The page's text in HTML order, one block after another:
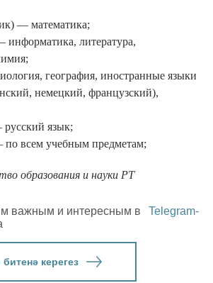
— математика;
информатика, литература,
география, иностранные языки
немецкий, французский),
русский язык;
по всем учебным предметам;
образования и науки РТ
важным и интересным в
Telegram-
керегез